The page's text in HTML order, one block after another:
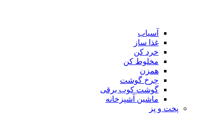
آسیاب
غذا ساز
خرد کن
مخلوط کن
همزن
چرخ گوشت
گوشت کوب برقی
ماشین آشپزخانه
پخت و پز